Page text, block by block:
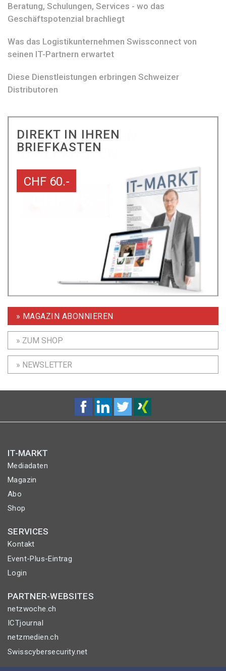
Beratung, Schulungen, Services - wo das
Geschäftspotenzial brachliegt
Was das Logistikunternehmen Swissconnect von
seinen IT-Partnern erwartet
Diese Dienstleistungen erbringen Schweizer
Distributoren
DIREKT IN IHREN
BRIEFKASTEN
CHF 60.-
» MAGAZIN ABONNIEREN
» ZUM SHOP
» NEWSLETTER
IT-MARKT
Mediadaten
Magazin
Abo
Shop
SERVICES
Kontakt
Event-Plus-Eintrag
Login
PARTNER-WEBSITES
netzwoche.ch
ICTjournal
netzmedien.ch
Swisscybersecurity.net